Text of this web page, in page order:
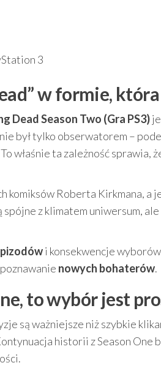
3
w formie,
Dead Season Two (Gra PS3)
był tylko obserwatorem –
właśnie ta zależność sprawia,
komiksów Roberta Kirkmana, a
z klimatem uniwersum,
i konsekwencje
nowych bohaterów.
to wybór jest
są ważniejsze niż szybkie
historii z Season One